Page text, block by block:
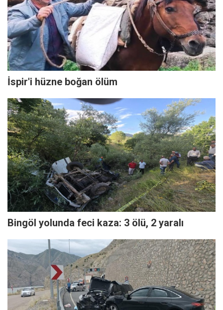
İspir'i hüzne boğan ölüm
Bingöl yolunda feci kaza: 3 ölü, 2 yaralı